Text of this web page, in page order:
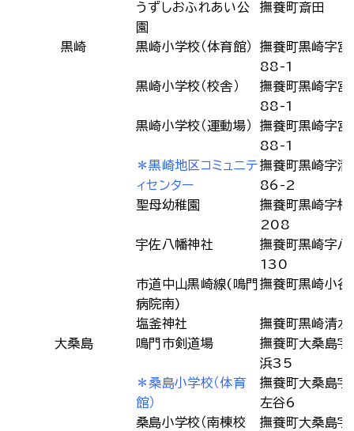
うずしおふれあい公
園
撫養町斎田
黒崎 黒崎小学校（体育館）
撫養町黒崎字宮
88-1
黒崎小学校（校舎）
撫養町黒崎字宮
88-1
黒崎小学校（運動場）
撫養町黒崎字宮
88-1
＊黒崎地区コミュニテ
ィセンター
撫養町黒崎字清
86-2
聖母幼稚園
撫養町黒崎字松
208
宇佐八幡神社
撫養町黒崎字八
130
市道中山黒崎線(鳴門
病院南)
撫養町黒崎小谷
塩釜神社
撫養町黒崎清
大桑島
鳴門市剣道場
撫養町大桑島字
浜35
＊桑島小学校（体育
館）
撫養町大桑島字
左谷6
桑島小学校（南棟校
撫養町大桑島字